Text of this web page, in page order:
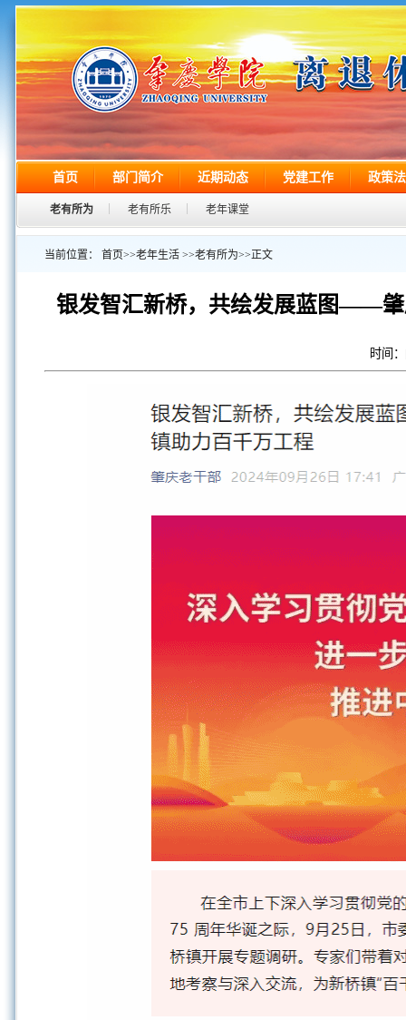
首页 部门简介 近期动态 党建工作 政策
老有所为 老有所乐 老年课堂
当前位置： 首页>>老年生活 >>老有所为>>正文
银发智汇新桥，共绘发展蓝图——肇
时间